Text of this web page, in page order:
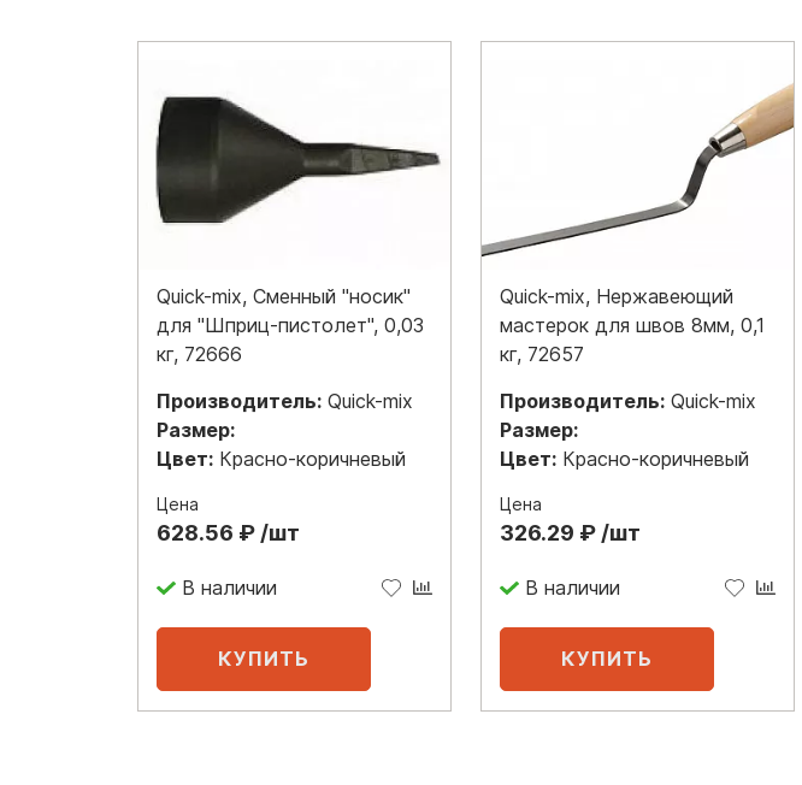
Quick-mix, Cменный "носик"
для "Шприц-пистолет", 0,03
кг, 72666
Производитель: Quick-mix
Размер:
Цвет: Красно-коричневый
Цена
628.56 ₽ /шт
В наличии
Quick-mix, Нержавеющий
мастерок для швов 8мм, 0,1
кг, 72657
Производитель: Quick-mix
Размер:
Цвет: Красно-коричневый
Цена
326.29 ₽ /шт
В наличии